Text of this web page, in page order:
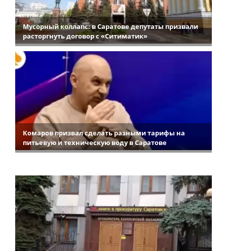
Мусорный коллапс: в Саратове депутаты призвали
расторгнуть договор с «Ситиматик»
Комаров призвал сделать разными тарифы на
питьевую и техническую воду в Саратове